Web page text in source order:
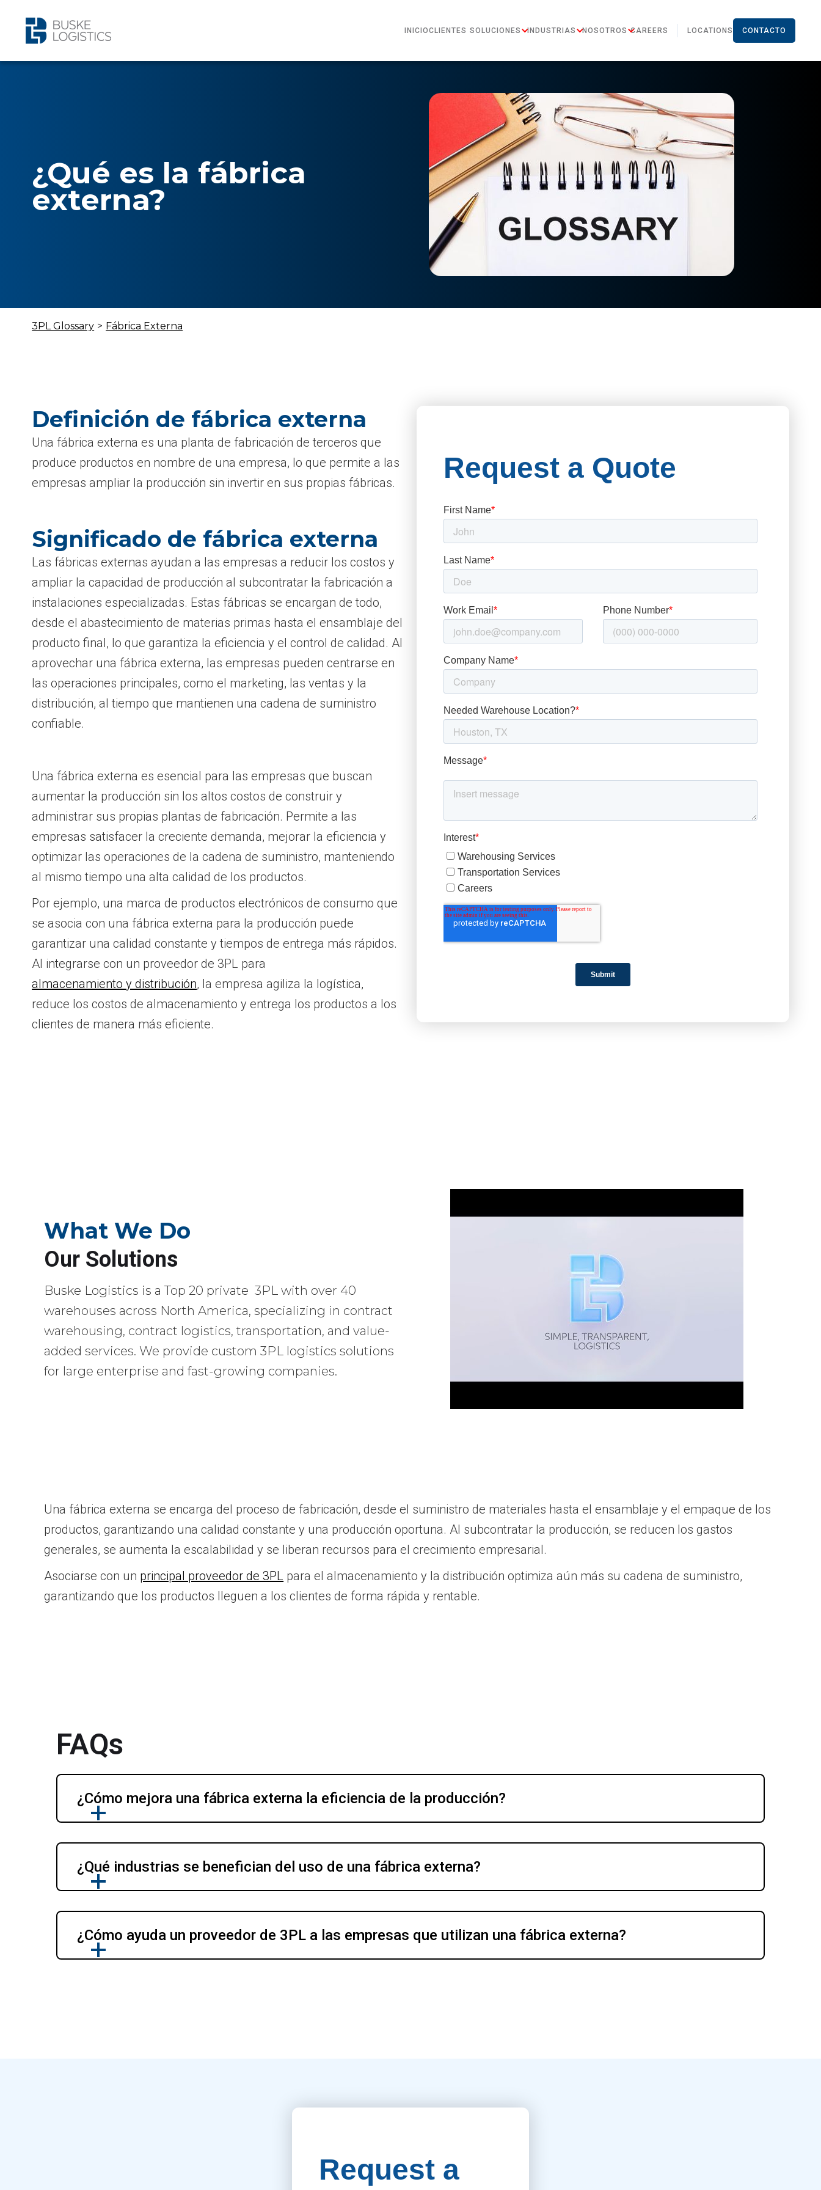
INICIOCLIENTES SOLUCIONES INDUSTRIAS NOSOTROS CAREERS LOCATIONS CONTACTO
¿Qué es la fábrica
externa?
3PL Glossary > Fábrica Externa
Definición de fábrica externa
Una fábrica externa es una planta de fabricación de terceros que
produce productos en nombre de una empresa, lo que permite a las
empresas ampliar la producción sin invertir en sus propias fábricas.
Significado de fábrica externa
Las fábricas externas ayudan a las empresas a reducir los costos y
ampliar la capacidad de producción al subcontratar la fabricación a
instalaciones especializadas. Estas fábricas se encargan de todo,
desde el abastecimiento de materias primas hasta el ensamblaje del
producto final, lo que garantiza la eficiencia y el control de calidad. Al
aprovechar una fábrica externa, las empresas pueden centrarse en
las operaciones principales, como el marketing, las ventas y la
distribución, al tiempo que mantienen una cadena de suministro
confiable.
Una fábrica externa es esencial para las empresas que buscan
aumentar la producción sin los altos costos de construir y
administrar sus propias plantas de fabricación. Permite a las
empresas satisfacer la creciente demanda, mejorar la eficiencia y
optimizar las operaciones de la cadena de suministro, manteniendo
al mismo tiempo una alta calidad de los productos.
Por ejemplo, una marca de productos electrónicos de consumo que
se asocia con una fábrica externa para la producción puede
garantizar una calidad constante y tiempos de entrega más rápidos.
Al integrarse con un proveedor de 3PL para
almacenamiento y distribución, la empresa agiliza la logística,
reduce los costos de almacenamiento y entrega los productos a los
clientes de manera más eficiente.
What We Do
Our Solutions
Buske Logistics is a Top 20 private 3PL with over 40
warehouses across North America, specializing in contract
warehousing, contract logistics, transportation, and value-
added services. We provide custom 3PL logistics solutions
for large enterprise and fast-growing companies.
Una fábrica externa se encarga del proceso de fabricación, desde el suministro de materiales hasta el ensamblaje y el empaque de los
productos, garantizando una calidad constante y una producción oportuna. Al subcontratar la producción, se reducen los gastos
generales, se aumenta la escalabilidad y se liberan recursos para el crecimiento empresarial.
Asociarse con un principal proveedor de 3PL para el almacenamiento y la distribución optimiza aún más su cadena de suministro,
garantizando que los productos lleguen a los clientes de forma rápida y rentable.
FAQs
¿Cómo mejora una fábrica externa la eficiencia de la producción?
¿Qué industrias se benefician del uso de una fábrica externa?
¿Cómo ayuda un proveedor de 3PL a las empresas que utilizan una fábrica externa?